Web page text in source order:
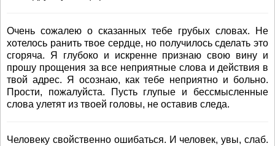
Очень сожалею о сказанных тебе грубых словах. Не
хотелось ранить твое сердце, но получилось сделать это
сгоряча. Я глубоко и искренне признаю свою вину и
прошу прощения за все неприятные слова и действия в
твой адрес. Я осознаю, как тебе неприятно и больно.
Прости, пожалуйста. Пусть глупые и бессмысленные
слова улетят из твоей головы, не оставив следа.
Человеку свойственно ошибаться. И человек, увы, слаб.